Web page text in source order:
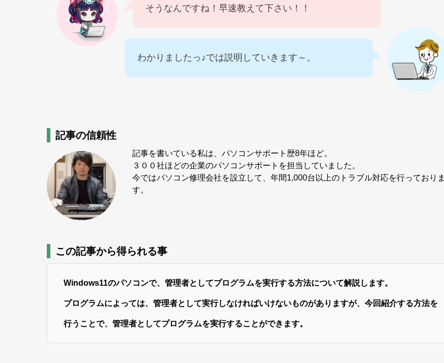
そうなんですね！早速教えて下さい！！
わかりましたっ♪では説明していきます～。
記事の信頼性
記事を書いている私は、パソコンサポート歴8年ほど。
３００社ほどの企業のパソコンサポートを担当していました。
今ではパソコン修理会社を設立して、年間1,000台以上のトラブル対応を行っておりま
す。
この記事から得られる事
Windows11のパソコンで、管理者としてプログラムを実行する方法について解説します。
プログラムによっては、管理者として実行しなければいけないものがありますが、今回紹介する方法を
行うことで、管理者としてプログラムを実行することができます。